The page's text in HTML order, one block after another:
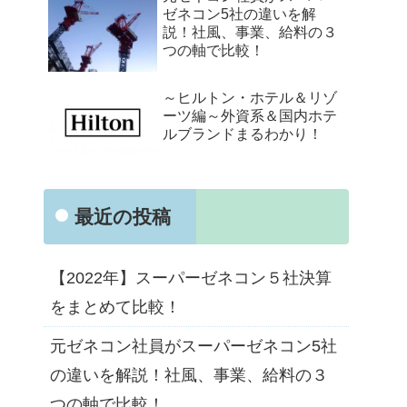
ゼネコン5社の違いを解
説！社風、事業、給料の３
つの軸で比較！
～ヒルトン・ホテル＆リゾ
ーツ編～外資系＆国内ホテ
ルブランドまるわかり！
最近の投稿
【2022年】スーパーゼネコン５社決算
をまとめて比較！
元ゼネコン社員がスーパーゼネコン5社
の違いを解説！社風、事業、給料の３